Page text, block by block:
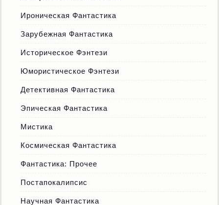
Ироническая Фантастика
Зарубежная Фантастика
Историческое Фэнтези
Юмористическое Фэнтези
Детективная Фантастика
Эпическая Фантастика
Мистика
Космическая Фантастика
Фантастика: Прочее
Постапокалипсис
Научная Фантастика